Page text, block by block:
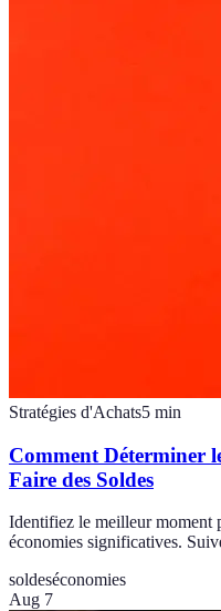
Stratégies d'Achats5 min
Comment Déterminer
Faire des Soldes
Identifiez le meilleur moment
économies significatives.
soldeséconomies
Aug 7